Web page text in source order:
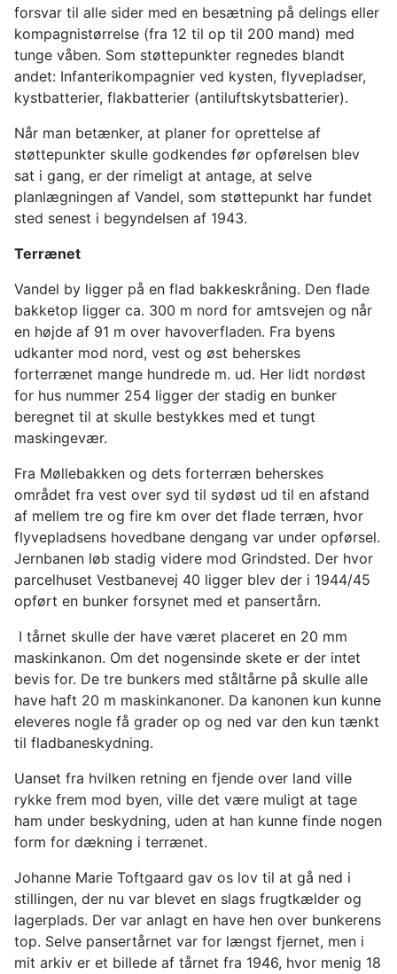
forsvar til alle sider med en besætning på delings eller
kompagnistørrelse (fra 12 til op til 200 mand) med
tunge våben. Som støttepunkter regnedes blandt
andet: Infanterikompagnier ved kysten, flyvepladser,
kystbatterier, flakbatterier (antiluftskytsbatterier).
Når man betænker, at planer for oprettelse af
støttepunkter skulle godkendes før opførelsen blev
sat i gang, er der rimeligt at antage, at selve
planlægningen af Vandel, som støttepunkt har fundet
sted senest i begyndelsen af 1943.
Terrænet
Vandel by ligger på en flad bakkeskråning. Den flade
bakketop ligger ca. 300 m nord for amtsvejen og når
en højde af 91 m over havoverfladen. Fra byens
udkanter mod nord, vest og øst beherskes
forterrænet mange hundrede m. ud. Her lidt nordøst
for hus nummer 254 ligger der stadig en bunker
beregnet til at skulle bestykkes med et tungt
maskingevær.
Fra Møllebakken og dets forterræn beherskes
området fra vest over syd til sydøst ud til en afstand
af mellem tre og fire km over det flade terræn, hvor
flyvepladsens hovedbane dengang var under opførsel.
Jernbanen løb stadig videre mod Grindsted. Der hvor
parcelhuset Vestbanevej 40 ligger blev der i 1944/45
opført en bunker forsynet med et pansertårn.
I tårnet skulle der have været placeret en 20 mm
maskinkanon. Om det nogensinde skete er der intet
bevis for. De tre bunkers med ståltårne på skulle alle
have haft 20 m maskinkanoner. Da kanonen kun kunne
eleveres nogle få grader op og ned var den kun tænkt
til fladbaneskydning.
Uanset fra hvilken retning en fjende over land ville
rykke frem mod byen, ville det være muligt at tage
ham under beskydning, uden at han kunne finde nogen
form for dækning i terrænet.
Johanne Marie Toftgaard gav os lov til at gå ned i
stillingen, der nu var blevet en slags frugtkælder og
lagerplads. Der var anlagt en have hen over bunkerens
top. Selve pansertårnet var for længst fjernet, men i
mit arkiv er et billede af tårnet fra 1946, hvor menig 18